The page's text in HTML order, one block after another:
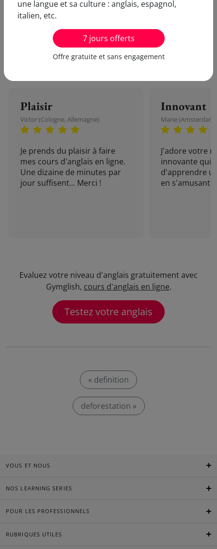
Pour ne plus oublier la traduction en français de
'Definitive' et progresser en anglais à l'écrit comme à
l'oral, découvrez nos cours d'anglais en ligne Gymglish !
Plaisir
Victor (Cologne, Allemagne)
Je prends du plaisir à faire
mes cours d'anglais en ligne.
Une dizaine de minutes par
jour suffisent... Merci !
Innovant
Marie (Amsterdam,
J'adore votre
innovante qui
d'apprendre
en s'amusant !
Evaluez votre niveau d'anglais gratuitement avec
Gymglish, cours d'anglais en ligne.
Testez votre anglais
« definition
deforestation »
une langue et sa culture : anglais, espagnol,
italien, etc.
7 jours offerts
Offre gratuite et sans engagement
VOUS ET NOUS
NOS LEARNING SERIES
POUR LES PROFESSIONNELS
RUBRIQUES UTILES